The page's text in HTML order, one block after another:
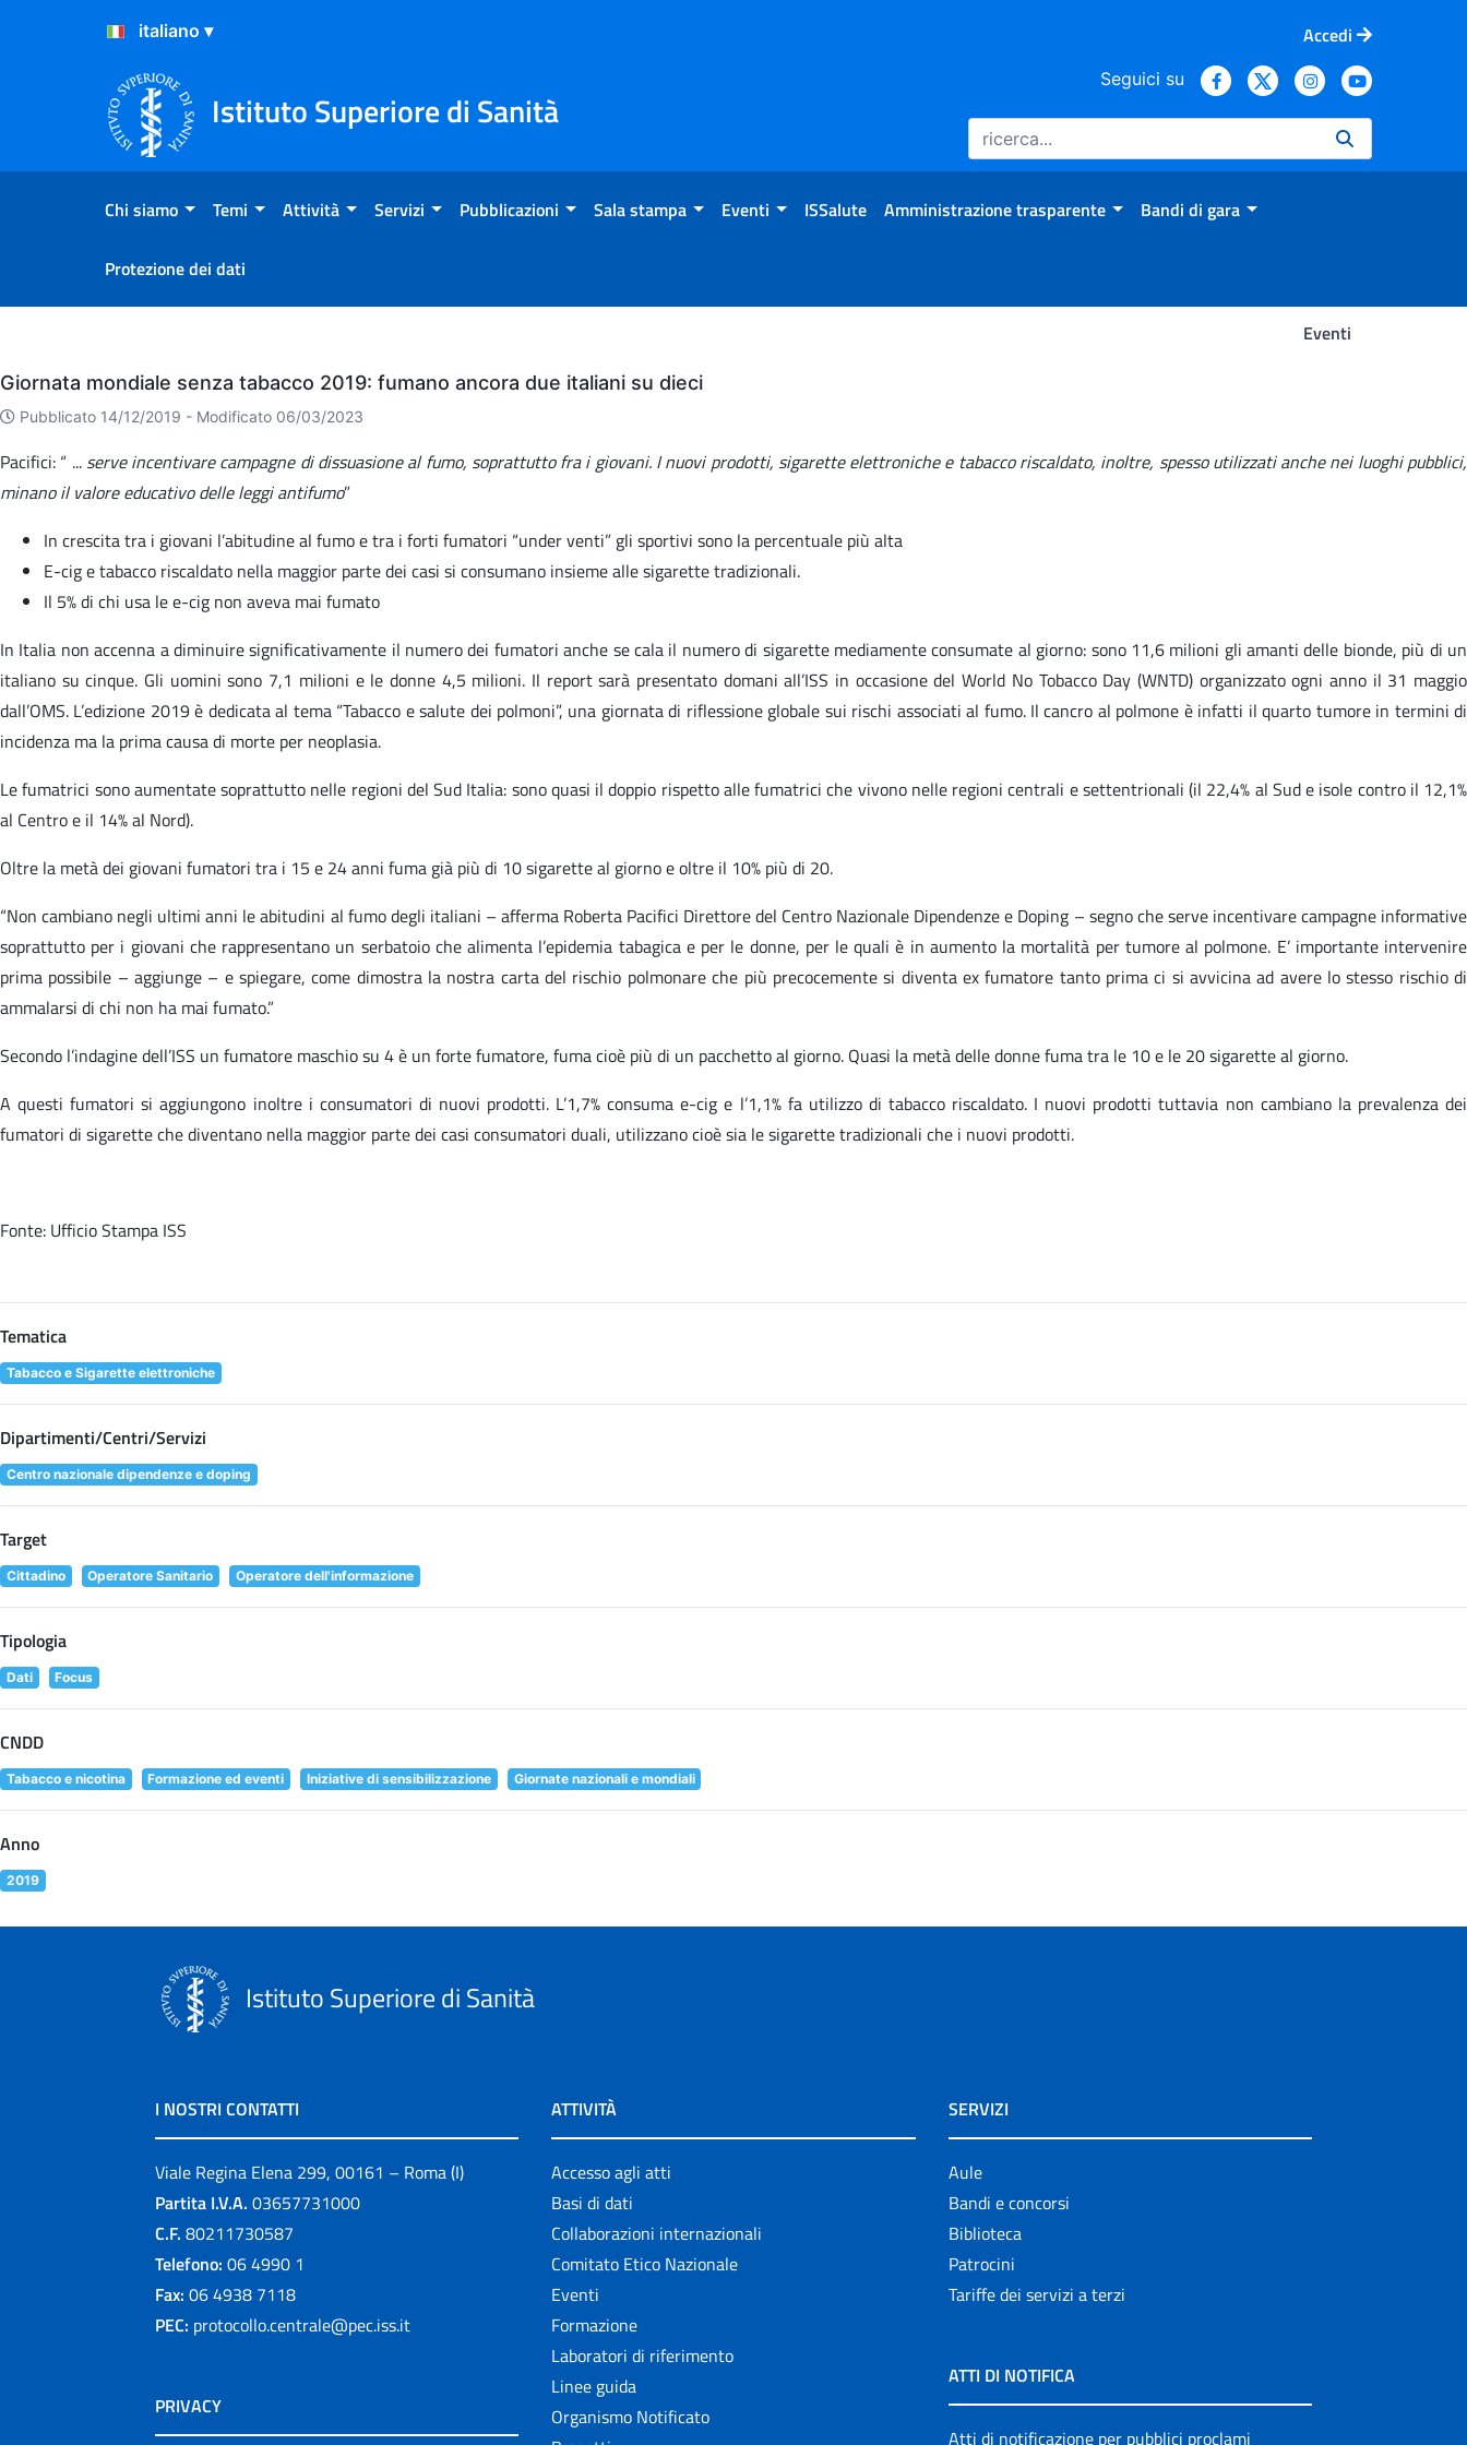
Salta al Contenuto
Salta al Footer
Accedi
Istituto Superiore di Sanità
Seguici su
Chi siamo Temi Attività Servizi Pubblicazioni Sala stampa Eventi ISSalute Amministrazione trasparente Bandi di gara
Protezione dei dati
Eventi
Eventi
Giornata mondiale senza tabacco 2019: fumano ancora due italiani su dieci
Pubblicato 14/12/2019 - Modificato 06/03/2023
Pacifici: “ ... serve incentivare campagne di dissuasione al fumo, soprattutto fra i giovani. I nuovi prodotti, sigarette elettroniche e tabacco riscaldato, inoltre, spesso utilizzati anche nei luoghi pubblici,
minano il valore educativo delle leggi antifumo”
In crescita tra i giovani l’abitudine al fumo e tra i forti fumatori “under venti” gli sportivi sono la percentuale più alta
E-cig e tabacco riscaldato nella maggior parte dei casi si consumano insieme alle sigarette tradizionali.
Il 5% di chi usa le e-cig non aveva mai fumato
In Italia non accenna a diminuire significativamente il numero dei fumatori anche se cala il numero di sigarette mediamente consumate al giorno: sono 11,6 milioni gli amanti delle bionde, più di un
italiano su cinque. Gli uomini sono 7,1 milioni e le donne 4,5 milioni. Il report sarà presentato domani all’ISS in occasione del World No Tobacco Day (WNTD) organizzato ogni anno il 31 maggio
dall’OMS. L’edizione 2019 è dedicata al tema “Tabacco e salute dei polmoni”, una giornata di riflessione globale sui rischi associati al fumo. Il cancro al polmone è infatti il quarto tumore in termini di
incidenza ma la prima causa di morte per neoplasia.
Le fumatrici sono aumentate soprattutto nelle regioni del Sud Italia: sono quasi il doppio rispetto alle fumatrici che vivono nelle regioni centrali e settentrionali (il 22,4% al Sud e isole contro il 12,1%
al Centro e il 14% al Nord).
Oltre la metà dei giovani fumatori tra i 15 e 24 anni fuma già più di 10 sigarette al giorno e oltre il 10% più di 20.
“Non cambiano negli ultimi anni le abitudini al fumo degli italiani – afferma Roberta Pacifici Direttore del Centro Nazionale Dipendenze e Doping – segno che serve incentivare campagne informative
soprattutto per i giovani che rappresentano un serbatoio che alimenta l’epidemia tabagica e per le donne, per le quali è in aumento la mortalità per tumore al polmone. E’ importante intervenire
prima possibile – aggiunge – e spiegare, come dimostra la nostra carta del rischio polmonare che più precocemente si diventa ex fumatore tanto prima ci si avvicina ad avere lo stesso rischio di
ammalarsi di chi non ha mai fumato.”
Secondo l’indagine dell’ISS un fumatore maschio su 4 è un forte fumatore, fuma cioè più di un pacchetto al giorno. Quasi la metà delle donne fuma tra le 10 e le 20 sigarette al giorno.
A questi fumatori si aggiungono inoltre i consumatori di nuovi prodotti. L’1,7% consuma e-cig e l’1,1% fa utilizzo di tabacco riscaldato. I nuovi prodotti tuttavia non cambiano la prevalenza dei
fumatori di sigarette che diventano nella maggior parte dei casi consumatori duali, utilizzano cioè sia le sigarette tradizionali che i nuovi prodotti.
Fonte: Ufficio Stampa ISS
Tematica
Tabacco e Sigarette elettroniche
Dipartimenti/Centri/Servizi
Centro nazionale dipendenze e doping
Target
Cittadino Operatore Sanitario Operatore dell'informazione
Tipologia
Dati Focus
CNDD
Tabacco e nicotina Formazione ed eventi Iniziative di sensibilizzazione Giornate nazionali e mondiali
Anno
2019
Istituto Superiore di Sanità
I NOSTRI CONTATTI
Viale Regina Elena 299, 00161 – Roma (I)
Partita I.V.A. 03657731000
C.F. 80211730587
Telefono: 06 4990 1
Fax: 06 4938 7118
PEC: protocollo.centrale@pec.iss.it
PRIVACY
ATTIVITÀ
Accesso agli atti
Basi di dati
Collaborazioni internazionali
Comitato Etico Nazionale
Eventi
Formazione
Laboratori di riferimento
Linee guida
Organismo Notificato
SERVIZI
Aule
Bandi e concorsi
Biblioteca
Patrocini
Tariffe dei servizi a terzi
ATTI DI NOTIFICA
Atti di notificazione per pubblici proclami